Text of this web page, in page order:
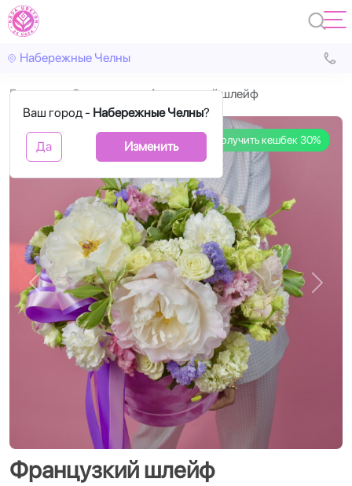
Набережные Челны
Ваш город - Набережные Челны?
Да Изменить
Главная С цветами Французкий шлейф
Получить кешбек 30%
Назад
Французкий шлейф